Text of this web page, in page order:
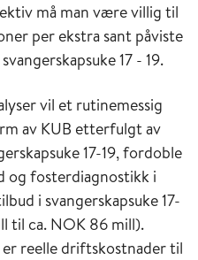
må man være villig til
per ekstra sant påviste
17 - 19.
vil et rutinemessig
av KUB etterfulgt av
17-19, fordoble
og fosterdiagnostikk i
i svangerskapsuke 17-
til ca. NOK 86 mill).
reelle driftskostnader til